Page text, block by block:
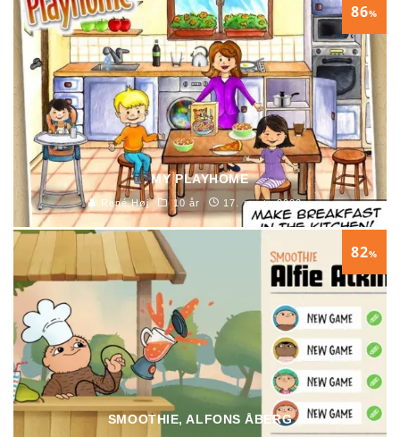
86%
MY PLAYHOME
René Høj 10 år 17. marts 2020
82%
SMOOTHIE, ALFONS ÅBERG